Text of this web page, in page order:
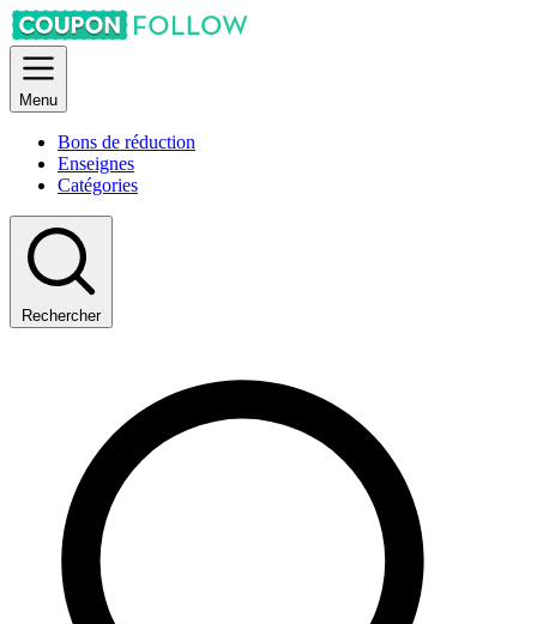
Menu
Bons de réduction
Enseignes
Catégories
Rechercher